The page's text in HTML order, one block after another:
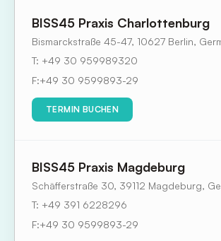
BISS45 Praxis Charlottenburg
Bismarckstraße 45-47, 10627 Berlin,
+49 30 959989320
F:+49 30 9599893-29
TERMIN BUCHEN
BISS45 Praxis Magdeburg
Schäfferstraße 30, 39112 Magdeburg,
+49 391 6228296
F:+49 30 9599893-29